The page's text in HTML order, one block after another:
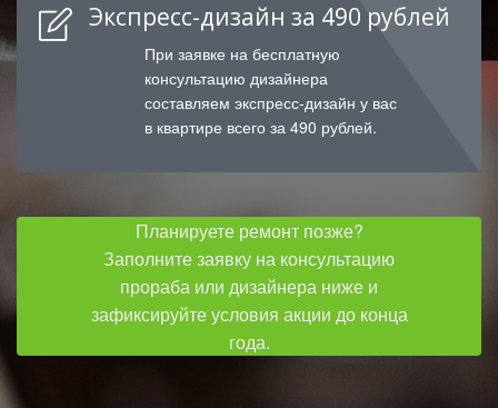
Экспресс-дизайн за 490 рублей
При заявке на бесплатную
консультацию дизайнера
составляем экспресс-дизайн у вас
в квартире всего за 490 рублей.
Планируете ремонт позже?
Заполните заявку на консультацию
прораба или дизайнера ниже и
зафиксируйте условия акции до конца
года.